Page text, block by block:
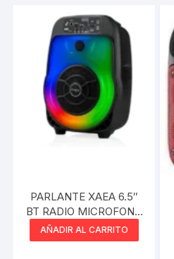
PARLANTE XAEA 6.5″
BT RADIO MICROFONO
RGB
AÑADIR AL CARRITO